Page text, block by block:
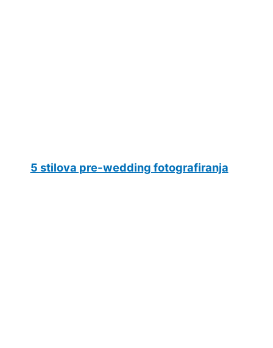
5 stilova pre-wedding fotografiranja